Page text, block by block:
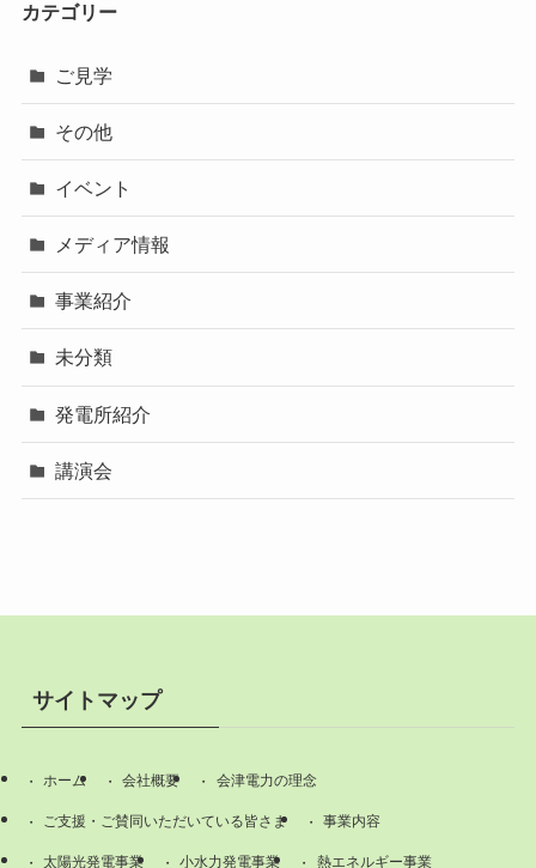
カテゴリー
ご見学
その他
イベント
メディア情報
事業紹介
未分類
発電所紹介
講演会
サイトマップ
ホーム 会社概要 会津電力の理念
ご支援・ご賛同いただいている皆さま 事業内容
太陽光発電事業 小水力発電事業 熱エネルギー事業